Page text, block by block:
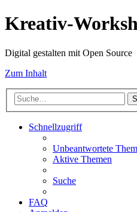
Kreativ-
Digital gestalten mit Open Source
Zum Inhalt
Schnellzugriff
Unbeantwortete
Aktive Themen
Suche
FAQ